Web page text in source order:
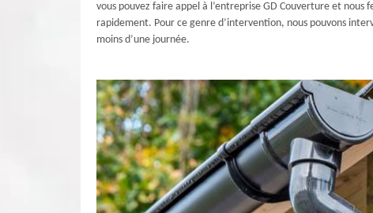
vous pouvez faire appel à l’entreprise GD Couverture et
rapidement. Pour ce genre d’intervention, nous pouvons
moins d’une journée.